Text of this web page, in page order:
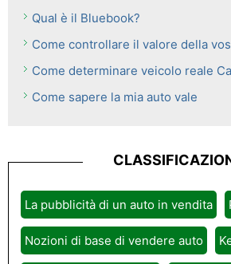
Qual è il Bluebook?
Come controllare il valore della
Come determinare veicolo reale
Come sapere la mia auto vale
La pubblicità di un auto in vendita
Nozioni di base di vendere auto